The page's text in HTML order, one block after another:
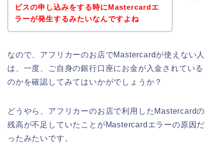
ビスの申し込みをする時にMastercardエ
ラーが発生するみたいなんですよね
なので、アフリカーのお店でMastercardが使えない人
は、一度、ご自身の銀行口座にお金が入金されている
のかを確認してみてはいかがでしょうか？
どうやら、アフリカーのお店で利用したMastercardの
残高が不足していたことがMastercardエラーの原因だ
ったみたいです。